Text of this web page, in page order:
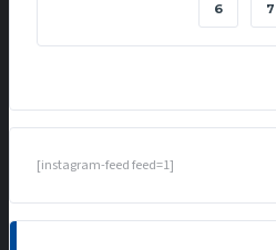
6 7
[instagram-feed feed=1]